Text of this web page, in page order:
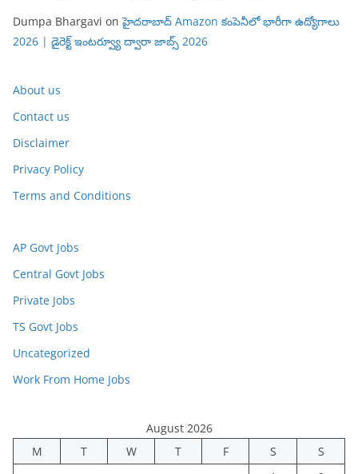
Dumpa Bhargavi onహైదరాబాద్ Amazon కంపెనీలో భారీగా ఉద్యోగాలు
2026 | డైరెక్ట్ ఇంటర్వ్యూ ద్వారా జాబ్స్ 2026
About us
Contact us
Disclaimer
Privacy Policy
Terms and Conditions
AP Govt Jobs
Central Govt Jobs
Private Jobs
TS Govt Jobs
Uncategorized
Work From Home Jobs
August 2026
M
T W T F S
S